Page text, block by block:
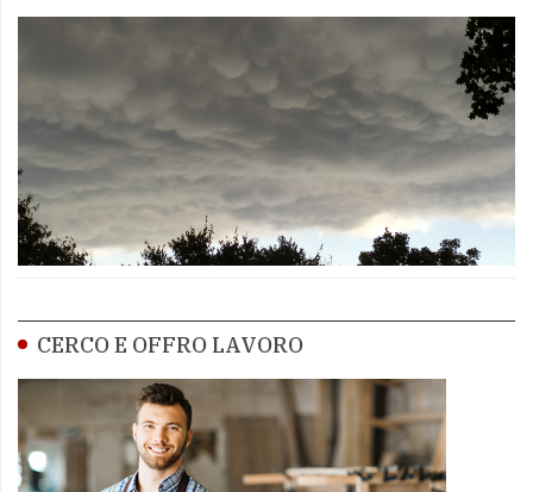
CERCO E OFFRO LAVORO